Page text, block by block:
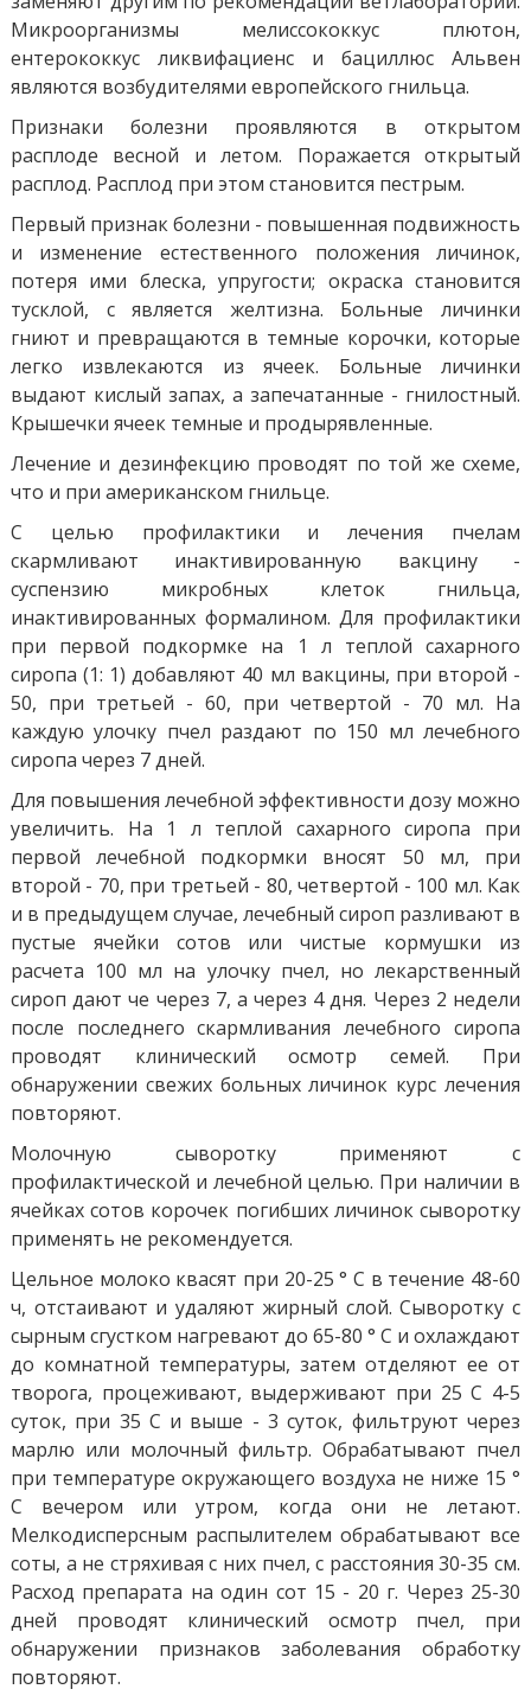
Микроорганизмы мелиссококкус плютон,
ентерококкус ликвифациенс и бациллюс Альвен
являются возбудителями европейского гнильца.
Признаки болезни проявляются в открытом
расплоде весной и летом. Поражается открытый
расплод. Расплод при этом становится пестрым.
Первый признак болезни - повышенная подвижность
и изменение естественного положения личинок,
потеря ими блеска, упругости; окраска становится
тусклой, с является желтизна. Больные личинки
гниют и превращаются в темные корочки, которые
легко извлекаются из ячеек. Больные личинки
выдают кислый запах, а запечатанные - гнилостный.
Крышечки ячеек темные и продырявленные.
Лечение и дезинфекцию проводят по той же схеме,
что и при американском гнильце.
С целью профилактики и лечения пчелам
скармливают инактивированную вакцину -
суспензию микробных клеток гнильца,
инактивированных формалином. Для профилактики
при первой подкормке на 1 л теплой сахарного
сиропа (1: 1) добавляют 40 мл вакцины, при второй -
50, при третьей - 60, при четвертой - 70 мл. На
каждую улочку пчел раздают по 150 мл лечебного
сиропа через 7 дней.
Для повышения лечебной эффективности дозу можно
увеличить. На 1 л теплой сахарного сиропа при
первой лечебной подкормки вносят 50 мл, при
второй - 70, при третьей - 80, четвертой - 100 мл. Как
и в предыдущем случае, лечебный сироп разливают в
пустые ячейки сотов или чистые кормушки из
расчета 100 мл на улочку пчел, но лекарственный
сироп дают че через 7, а через 4 дня. Через 2 недели
после последнего скармливания лечебного сиропа
проводят клинический осмотр семей. При
обнаружении свежих больных личинок курс лечения
повторяют.
Молочную сыворотку применяют с
профилактической и лечебной целью. При наличии в
ячейках сотов корочек погибших личинок сыворотку
применять не рекомендуется.
Цельное молоко квасят при 20-25 ° С в течение 48-60
ч, отстаивают и удаляют жирный слой. Сыворотку с
сырным сгустком нагревают до 65-80 ° С и охлаждают
до комнатной температуры, затем отделяют ее от
творога, процеживают, выдерживают при 25 С 4-5
суток, при 35 С и ​​выше - 3 суток, фильтруют через
марлю или молочный фильтр. Обрабатывают пчел
при температуре окружающего воздуха не ниже 15 °
С вечером или утром, когда они не летают.
Мелкодисперсным распылителем обрабатывают все
соты, а не стряхивая с них пчел, с расстояния 30-35 см.
Расход препарата на один сот 15 - 20 г. Через 25-30
дней проводят клинический осмотр пчел, при
обнаружении признаков заболевания обработку
повторяют.